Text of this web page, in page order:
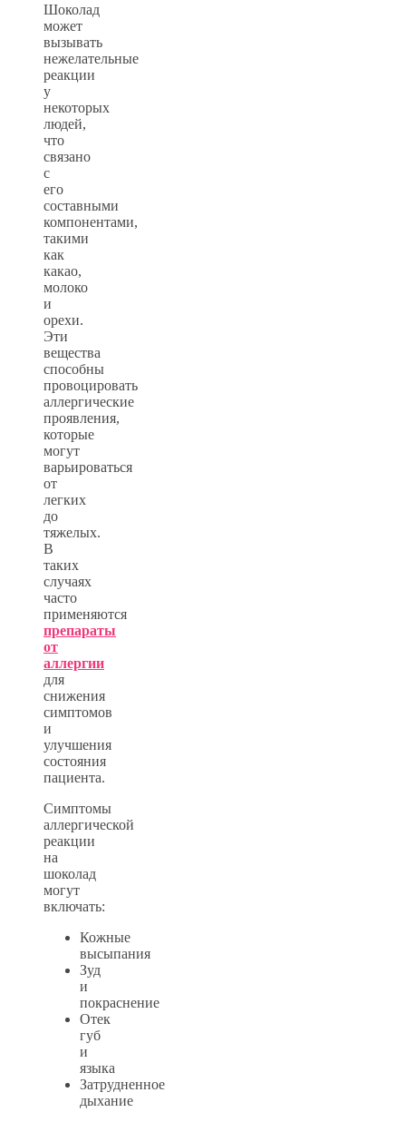
Шоколад
может
вызывать
нежелательные
реакции
у
некоторых
людей,
что
связано
с
его
составными
компонентами,
такими
как
какао,
молоко
и
орехи.
Эти
вещества
способны
провоцировать
аллергические
проявления,
которые
могут
варьироваться
от
легких
до
тяжелых.
В
таких
случаях
часто
применяются
препараты
от
аллергии
для
снижения
симптомов
и
улучшения
состояния
пациента.
Симптомы
аллергической
реакции
на
шоколад
могут
включать:
Кожные
высыпания
Зуд
и
покраснение
Отек
губ
и
языка
Затрудненное
дыхание